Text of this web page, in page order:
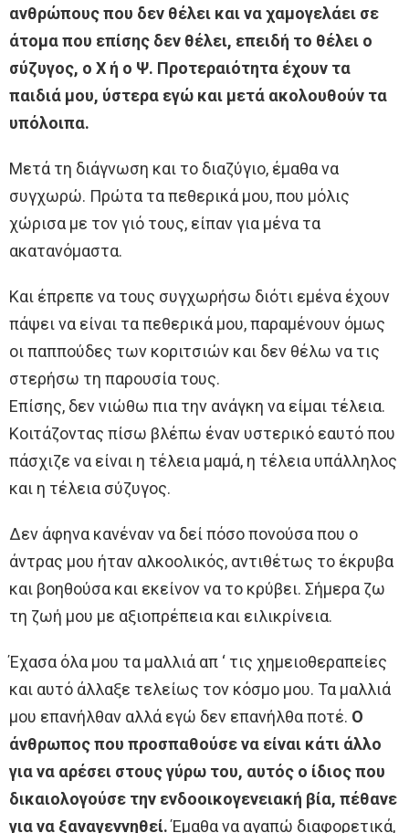
ανθρώπους που δεν θέλει και να χαμογελάει σε
άτομα που επίσης δεν θέλει, επειδή το θέλει ο
σύζυγος, ο Χ ή ο Ψ. Προτεραιότητα έχουν τα
παιδιά μου, ύστερα εγώ και μετά ακολουθούν τα
υπόλοιπα.
Μετά τη διάγνωση και το διαζύγιο, έμαθα να
συγχωρώ. Πρώτα τα πεθερικά μου, που μόλις
χώρισα με τον γιό τους, είπαν για μένα τα
ακατανόμαστα.
Και έπρεπε να τους συγχωρήσω διότι εμένα έχουν
πάψει να είναι τα πεθερικά μου, παραμένουν όμως
οι παππούδες των κοριτσιών και δεν θέλω να τις
στερήσω τη παρουσία τους.
Επίσης, δεν νιώθω πια την ανάγκη να είμαι τέλεια.
Κοιτάζοντας πίσω βλέπω έναν υστερικό εαυτό που
πάσχιζε να είναι η τέλεια μαμά, η τέλεια υπάλληλος
και η τέλεια σύζυγος.
Δεν άφηνα κανέναν να δεί πόσο πονούσα που ο
άντρας μου ήταν αλκοολικός, αντιθέτως το έκρυβα
και βοηθούσα και εκείνον να το κρύβει. Σήμερα ζω
τη ζωή μου με αξιοπρέπεια και ειλικρίνεια.
Έχασα όλα μου τα μαλλιά απ ‘ τις χημειοθεραπείες
και αυτό άλλαξε τελείως τον κόσμο μου. Τα μαλλιά
μου επανήλθαν αλλά εγώ δεν επανήλθα ποτέ. Ο
άνθρωπος που προσπαθούσε να είναι κάτι άλλο
για να αρέσει στους γύρω του, αυτός ο ίδιος που
δικαιολογούσε την ενδοοικογενειακή βία, πέθανε
για να ξαναγεννηθεί.Έμαθα να αγαπώ διαφορετικά,